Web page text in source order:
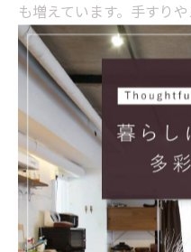
も増えています。手すり
カメラやインターホンの
育て世帯がより安心して
す。実際に利用した方か
全員が安心できるように
ます。
地域の安全意識向上のた
的に共有し、周囲と連携
切です。信頼できるリフ